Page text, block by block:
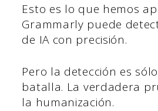
Esto es lo que hemos
Grammarly puede
de IA con precisión.
Pero la detección es
batalla. La verdadera
la humanización.